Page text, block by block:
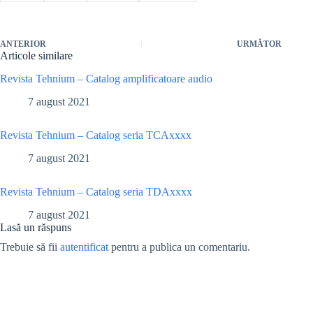
ANTERIOR URMĂTOR
Articole similare
Revista Tehnium – Catalog amplificatoare audio
7 august 2021
Revista Tehnium – Catalog seria TCAxxxx
7 august 2021
Revista Tehnium – Catalog seria TDAxxxx
7 august 2021
Lasă un răspuns
Trebuie să fii autentificat pentru a publica un comentariu.